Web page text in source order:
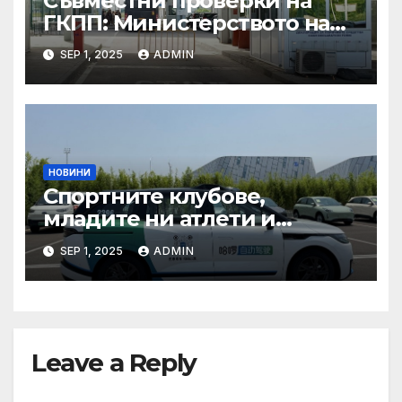
ГКПП: Министерството на
туризма и контролните
органи откриха нарушения
при пътувания
SEP 1, 2025 ADMIN
НОВИНИ
Спортните клубове,
младите ни атлети и
техните треньори имат
нужда от нашата подкрепа
и ние ще им я осигурим
SEP 1, 2025 ADMIN
Leave a Reply